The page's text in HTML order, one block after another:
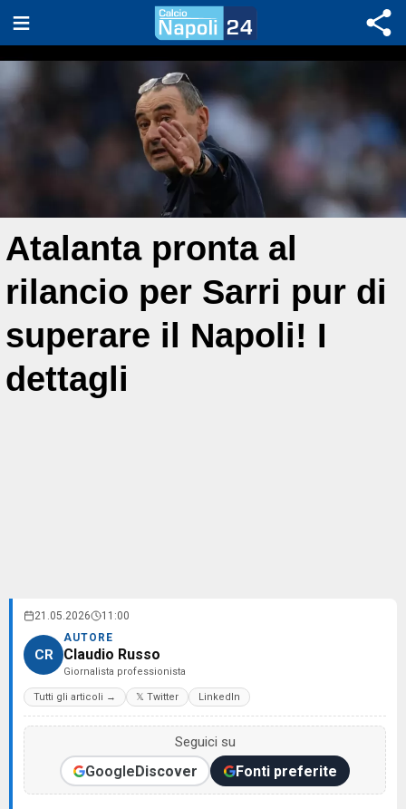
Atalanta pronta al
rilancio per Sarri pur di
superare il Napoli! I
dettagli
21.05.2026 11:00
CR
AUTORE
Claudio Russo
Giornalista professionista
Tutti gli articoli → 𝕏 Twitter LinkedIn
Seguici su
GoogleDiscover Fonti preferite